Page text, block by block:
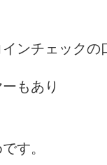
ンチェックの
もあり
す。